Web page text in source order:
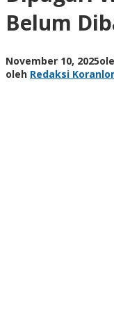
Belum
November 10, 2025
oleh Redaksi